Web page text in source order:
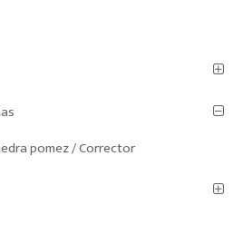
pomez / Corrector